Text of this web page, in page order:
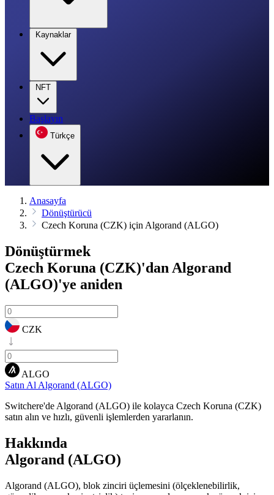
Kaynaklar
NFT
Başlayın
Türkçe
Anasayfa
Dönüştürücü
Czech Koruna (CZK) için Algorand (ALGO)
Dönüştürmek
Czech Koruna (CZK)'dan Algorand
(ALGO)'ye aniden
CZK
ALGO
Satın Al Algorand (ALGO)
Switchere'de Algorand (ALGO) ile kolayca Czech Koruna (CZK)
satın alın ve hızlı, güvenli işlemlerden yararlanın.
Hakkında
Algorand (ALGO)
Algorand (ALGO), blok zinciri üçlemesini (ölçeklenebilirlik,